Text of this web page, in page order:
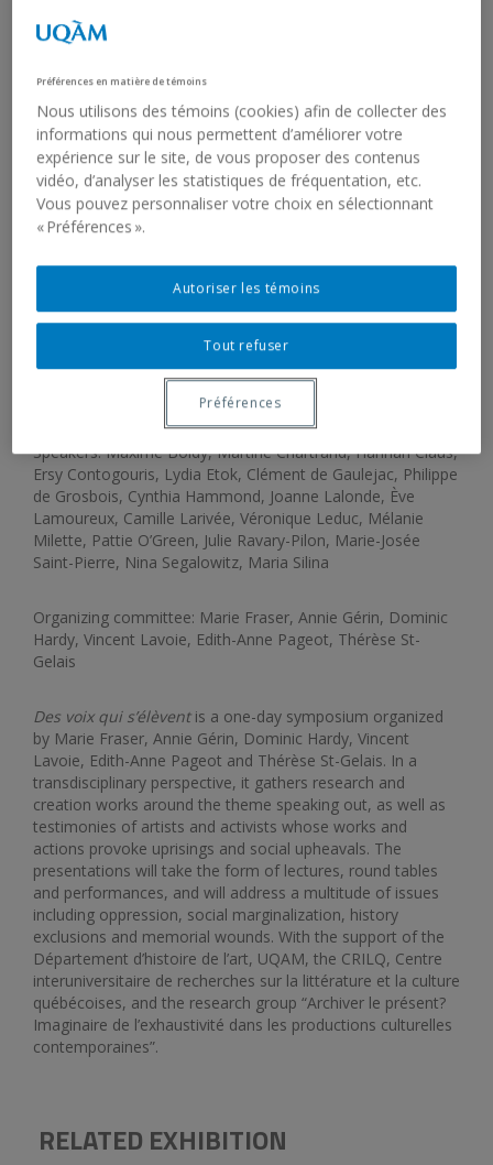
DES VOIX QUI S’ÉLÈVENT
SYMPOSIUM
ORGANIZED BY THE DÉPARTEMENT
D’HISTOIRE DE L’ART, UQAM
Salle de la reconnaissance, Room D-R200, Athanase-David
Pavilion, UQAM
1430 St-Denis
In French, with simultaneous interpreting in Langue des
signes québécoise (LSQ)
Speakers: Maxime Boidy, Martine Chartrand, Hannah Claus,
Ersy Contogouris, Lydia Etok, Clément de Gaulejac, Philippe
de Grosbois, Cynthia Hammond, Joanne Lalonde, Ève
Lamoureux, Camille Larivée, Véronique Leduc, Mélanie
Milette, Pattie O’Green, Julie Ravary-Pilon, Marie-Josée
Saint-Pierre, Nina Segalowitz, Maria Silina
Organizing committee: Marie Fraser, Annie Gérin, Dominic
Hardy, Vincent Lavoie, Edith-Anne Pageot, Thérèse St-
Gelais
Des voix qui s’élèventis a one-day symposium organized
by Marie Fraser, Annie Gérin, Dominic Hardy, Vincent
Lavoie, Edith-Anne Pageot and Thérèse St-Gelais. In a
transdisciplinary perspective, it gathers research and
creation works around the theme speaking out, as well as
testimonies of artists and activists whose works and
actions provoke uprisings and social upheavals. The
presentations will take the form of lectures, round tables
and performances, and will address a multitude of issues
including oppression, social marginalization, history
exclusions and memorial wounds. With the support of the
Département d’histoire de l’art, UQAM, the CRILQ, Centre
interuniversitaire de recherches sur la littérature et la culture
québécoises, and the research group “Archiver le présent?
Imaginaire de l’exhaustivité dans les productions culturelles
contemporaines”.
RELATED EXHIBITION
Préférences en matière de témoins
Nous utilisons des témoins (cookies) afin de collecter des
informations qui nous permettent d’améliorer votre
expérience sur le site, de vous proposer des contenus
vidéo, d’analyser les statistiques de fréquentation, etc.
Vous pouvez personnaliser votre choix en sélectionnant
« Préférences ».
Tout refuser
Autoriser les témoins
Préférences